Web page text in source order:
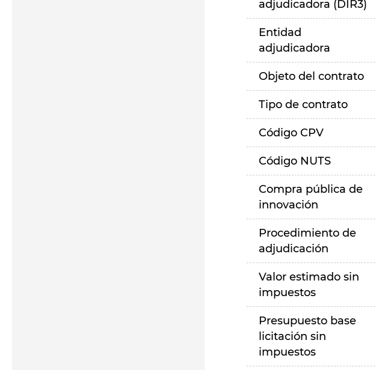
adjudicadora (DIR3)
Entidad
adjudicadora
Objeto del contrato
Tipo de contrato
Código CPV
Código NUTS
Compra pública de
innovación
Procedimiento de
adjudicación
Valor estimado sin
impuestos
Presupuesto base
licitación sin
impuestos